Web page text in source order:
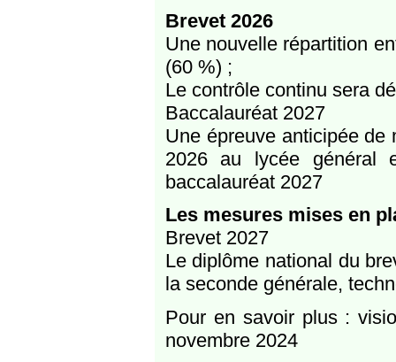
Brevet 2026
Une nouvelle répartition
(60 %) ;
Le contrôle continu sera
Baccalauréat 2027
Une épreuve anticipée
2026 au lycée général
baccalauréat 2027
Les mesures mises en
Brevet 2027
Le diplôme national du
la seconde générale,
Pour en savoir plus :
novembre 2024